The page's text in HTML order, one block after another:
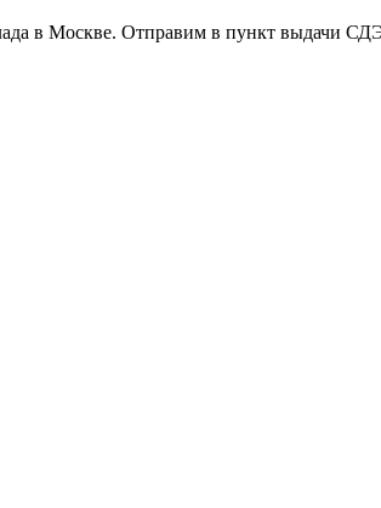
в Москве. Отправим в пункт выдачи